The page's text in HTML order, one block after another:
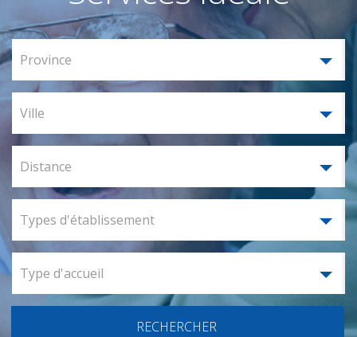
Province
Ville
Distance
Types d'établissement
Type d'accueil
RECHERCHER